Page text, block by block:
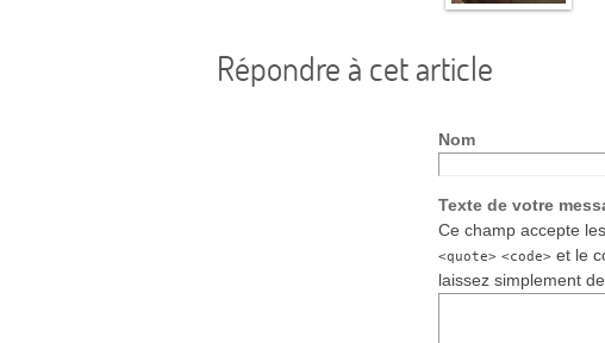
Répondre à cet article
Nom
Texte de votre
Ce champ accepte
<quote> <code> et le
laissez simplement